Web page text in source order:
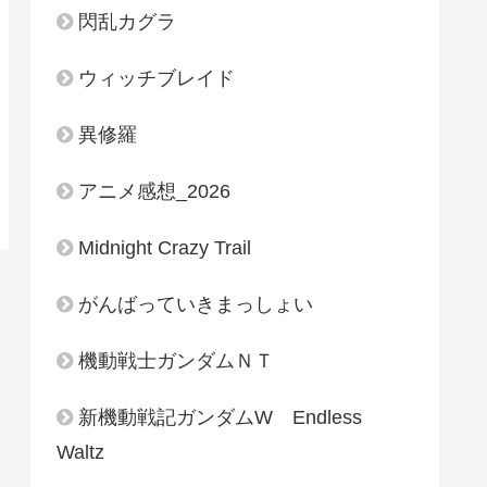
閃乱カグラ
ウィッチブレイド
異修羅
アニメ感想_2026
Midnight Crazy Trail
がんばっていきまっしょい
機動戦士ガンダムＮＴ
新機動戦記ガンダムW Endless
Waltz